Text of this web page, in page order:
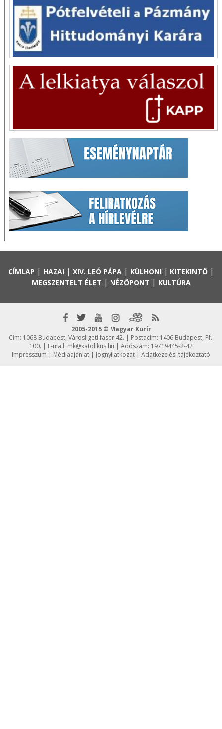
CÍMLAP | HAZAI | XIV. LEÓ PÁPA| KÜLHONI | KITEKINTŐ|
MEGSZENTELT ÉLET | NÉZŐPONT | KULTÚRA
2005-2015 © Magyar Kurír
Cím: 1068 Budapest, Városligeti fasor 42. | Postacím: 1406 Budapest, Pf.:
100. | E-mail: mk@katolikus.hu | Adószám: 19719445-2-42
Impresszum
Médiaajánlat Jognyilatkozat Adatkezelési tájékoztató